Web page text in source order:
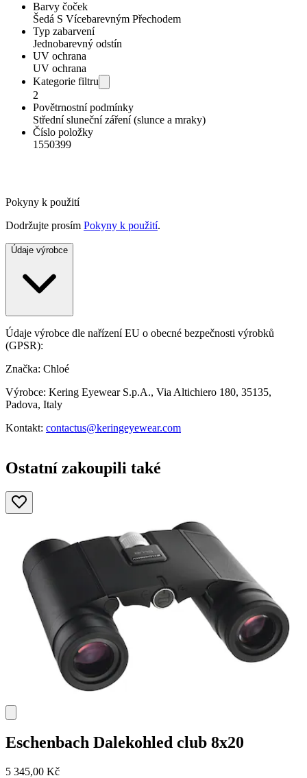
Barvy čoček
Šedá S Vícebarevným Přechodem
Typ zabarvení
Jednobarevný odstín
UV ochrana
UV ochrana
Kategorie filtru
2
Povětrnostní podmínky
Střední sluneční záření (slunce a mraky)
Číslo položky
1550399
Pokyny k použití
Dodržujte prosím Pokyny k použití.
Údaje výrobce
Údaje výrobce dle nařízení EU o obecné bezpečnosti výrobků
(GPSR):
Značka: Chloé
Výrobce: Kering Eyewear S.p.A., Via Altichiero 180, 35135,
Padova, Italy
Kontakt: contactus@keringeyewear.com
Ostatní zakoupili také
Eschenbach Dalekohled club 8x20
5 345,00 Kč